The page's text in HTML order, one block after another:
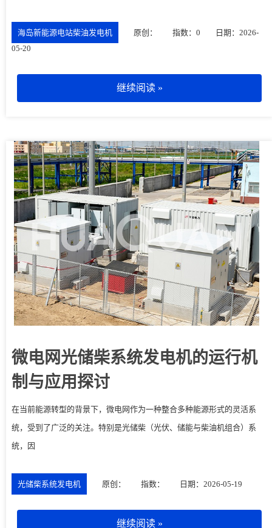
海岛新能源电站柴油发电机 原创： 指数：0
日期：2026-
05-20
继续阅读 »
微电网光储柴系统发电机的运行机
制与应用探讨
在当前能源转型的背景下，微电网作为一种整合多种能源形式的灵活系
统，受到了广泛的关注。特别是光储柴（光伏、储能与柴油机组合）系
统，因
光储柴系统发电机 原创： 指数： 日期：2026-05-19
继续阅读 »